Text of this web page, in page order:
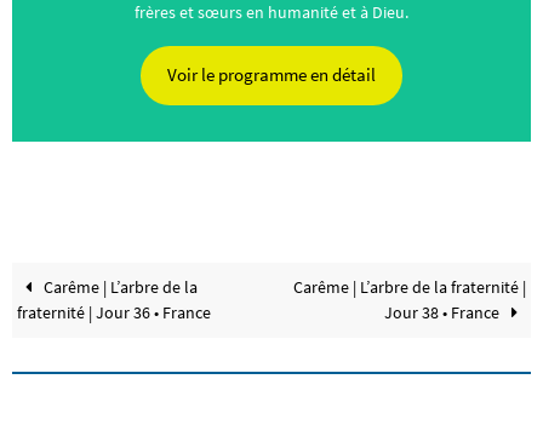
frères et sœurs en humanité et à Dieu.
Voir le programme en détail
Carême | L’arbre de la
fraternité | Jour 36 • France
Carême | L’arbre de la fraternité |
Jour 38 • France